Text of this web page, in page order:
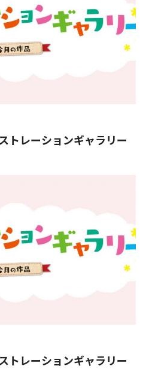
レーションギャラリー
レーションギャラリー